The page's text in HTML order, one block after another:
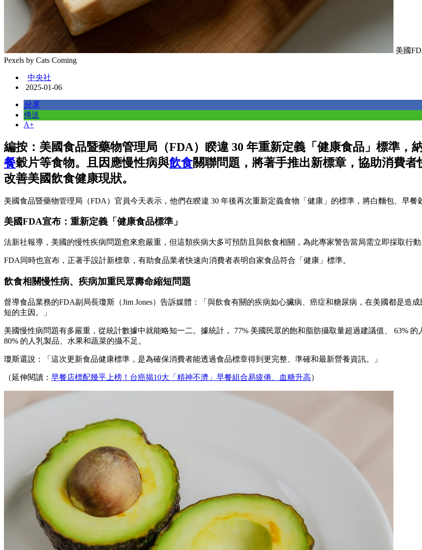
美國
Pexels by Cats Coming
中央社
2025-01-06
分享
傳送
A+
編按：美國食品暨藥物管理局（FDA）睽違 30 年重新定義「健康食品」標準，
餐穀片等食物。且因應慢性病與飲食關聯問題，將著手推出新標章，協助消費
改善美國飲食健康現狀。
美國食品暨藥物管理局（FDA）官員今天表示，他們在睽違 30 年後再次重新定義食物「健康」的標準，將白麵包、早餐
美國FDA宣布：重新定義「健康食品標準」
法新社報導，美國的慢性疾病問題愈來愈嚴重，但這類疾病大多可預防且與飲食相關，為此專家警告當局需立即採取行動
FDA同時也宣布，正著手設計新標章，有助食品業者快速向消費者表明自家食品符合「健康」標準。
飲食相關慢性病、疾病加重民眾壽命縮短問題
督導食品業務的FDA副局長瓊斯（Jim Jones）告訴媒體：「與飲食有關的疾病如心臟病、癌症和糖尿病，在美國都是造
短的主因。」
美國慢性病問題有多嚴重，從統計數據中就能略知一二。據統計， 77% 美國民眾的飽和脂肪攝取量超過建議值、 63%
80% 的人乳製品、水果和蔬菜的攝不足。
瓊斯還說：「這次更新食品健康標準，是為確保消費者能透過食品標章得到更完整、準確和最新營養資訊。」
（延伸閱讀： 早餐店標配幾乎上榜！台癌揭10大「精神不濟」早餐組合易疲倦、血糖升高）